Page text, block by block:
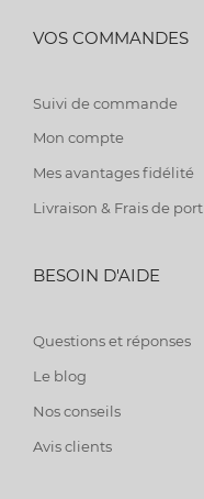
VOS COMMANDES
Suivi de commande
Mon compte
Mes avantages fidélité
Livraison & Frais de port
BESOIN D'AIDE
Questions et réponses
Le blog
Nos conseils
Avis clients